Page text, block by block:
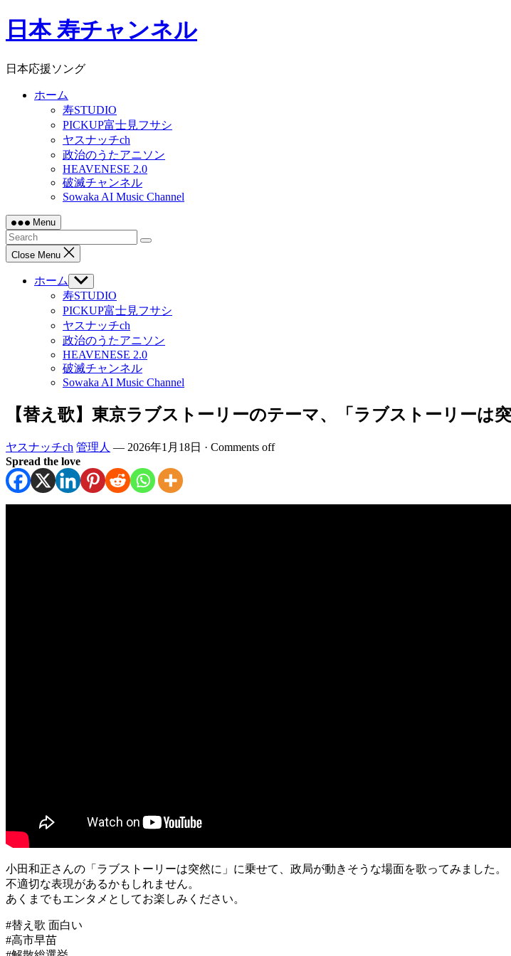
Skip
to日本 寿チャンネル
日本応援ソング
ホーム
寿STUDIO
PICKUP富士見フサシ
ヤスナッチch
政治のうたアニソン
HEAVENESE 2.0
破滅チャンネル
Sowaka AI Music Channel
Menu
Close Menu
ホーム
Show
sub
menu
寿STUDIO
PICKUP富士見フサシ
ヤスナッチch
政治のうたアニソン
HEAVENESE 2.0
破滅チャンネル
Sowaka AI Music Channel
【替え歌】東京ラブストーリーのテーマ、「ラブストーリーは
ヤスナッチch 管理人 — 2026年1月18日 · Comments off
Spread the love
小田和正さんの「ラブストーリーは突然に」に乗せて、政局が動きそうな場面を歌ってみました。
不適切な表現があるかもしれません。
あくまでもエンタメとしてお楽しみください。
#替え歌 面白い
#高市早苗